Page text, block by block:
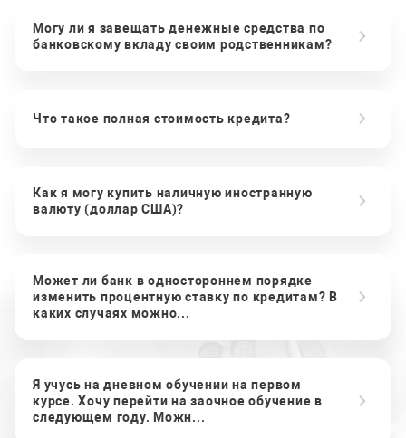
Могу ли я завещать денежные средства по
банковскому вкладу своим родственникам?
Что такое полная стоимость кредита?
Как я могу купить наличную иностранную
валюту (доллар США)?
Может ли банк в одностороннем порядке
изменить процентную ставку по кредитам? В
каких случаях можно...
Я учусь на дневном обучении на первом
курсе. Хочу перейти на заочное обучение в
следующем году. Можн...